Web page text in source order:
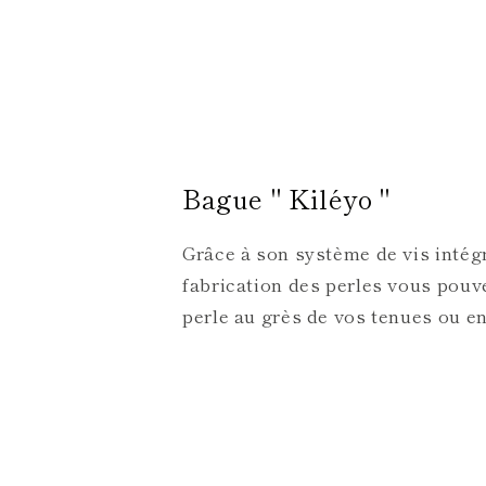
Bague " Kiléyo "
Grâce à son système de vis
fabrication des perles vous
perle au grès de vos tenues ou